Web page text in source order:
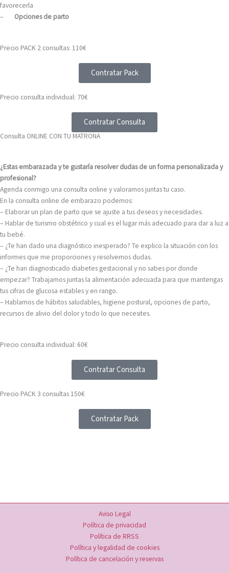
favorecerla
–
Opciones de parto
Precio PACK 2 consultas: 110€
Contratar Pack
Precio consulta individual: 70€
Contratar Consulta
Consulta ONLINE CON TU MATRONA
¿Estas embarazada y te gustaría resolver dudas de un forma personalizada y
profesional?
Agenda conmigo una consulta online y valoramos juntas tu caso.
En la consulta online de embarazo podemos:
– Elaborar un plan de parto que se ajuste a tus deseos y necesidades.
– Hablar de turismo obstétrico y cual es el lugar más adecuado para dar a luz a
tu bebé.
– ¿Te han dado una diagnóstico inesperado? Te explico la situación con los
informes que me proporciones y resolvemos dudas.
– ¿Te han diagnosticado diabetes gestacional y no sabes por donde
empezar? Trabajamos juntas la alimentación adecuada para que mantengas
tus cifras de glucosa estables y en rango.
– Hablamos de hábitos saludables, higiene postural, opciones de parto,
recursos de alivio del dolor y todo lo que necesites.
Precio consulta individual: 60€
Contratar Consulta
Precio PACK 3 consultas 150€
Contratar Pack
Aviso Legal
Política de privacidad
Política de RRSS
Política y legalidad de cookies
Política de cancelación y reservas